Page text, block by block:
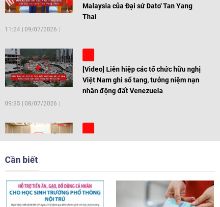
Malaysia của Đại sứ Dato' Tan Yang
Thai
11:24 09/07/2026
[Video] Liên hiệp các tổ chức hữu nghị
Việt Nam ghi sổ tang, tưởng niệm nạn
nhân động đất Venezuela
09:35 08/07/2026
[Video] Trẻ em Đông Á cùng kiến tạo
Cần biết